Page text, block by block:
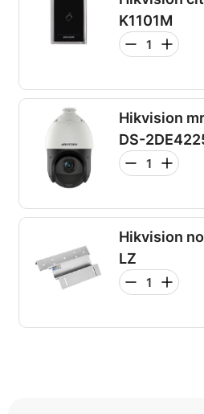
K1101M
Hikvision
DS-
Hikvision
LZ